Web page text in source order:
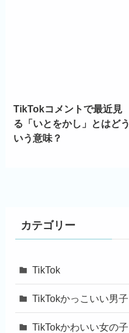
TikTokコメントで最近見
る「いとをかし」とはどう
いう意味？
カテゴリー
TikTok
TikTokかっこいい男子
TikTokかわいい女の子